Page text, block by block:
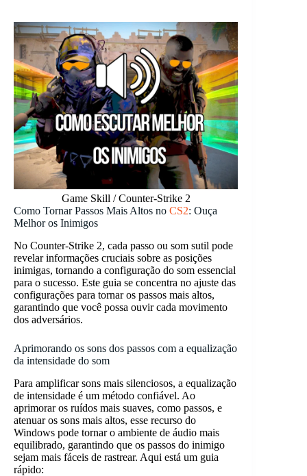
Game Skill / Counter-Strike 2
Como Tornar Passos Mais Altos no CS2: Ouça
Melhor os Inimigos
No Counter-Strike 2, cada passo ou som sutil pode
revelar informações cruciais sobre as posições
inimigas, tornando a configuração do som essencial
para o sucesso. Este guia se concentra no ajuste das
configurações para tornar os passos mais altos,
garantindo que você possa ouvir cada movimento
dos adversários.
Aprimorando os sons dos passos com a equalização
da intensidade do som
Para amplificar sons mais silenciosos, a equalização
de intensidade é um método confiável. Ao
aprimorar os ruídos mais suaves, como passos, e
atenuar os sons mais altos, esse recurso do
Windows pode tornar o ambiente de áudio mais
equilibrado, garantindo que os passos do inimigo
sejam mais fáceis de rastrear. Aqui está um guia
rápido: